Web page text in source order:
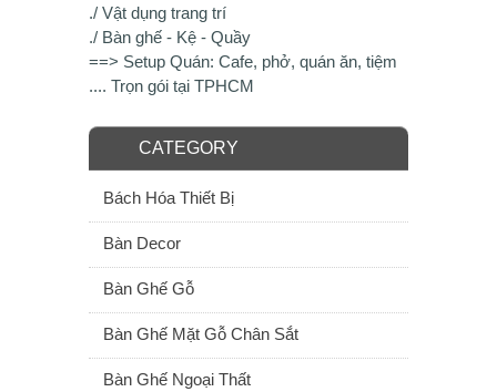
./ Vật dụng trang trí
./ Bàn ghế - Kệ - Quầy
==> Setup Quán: Cafe, phở, quán ăn, tiệm
.... Trọn gói tại TPHCM
CATEGORY
Bách Hóa Thiết Bị
Bàn Decor
Bàn Ghế Gỗ
Bàn Ghế Mặt Gỗ Chân Sắt
Bàn Ghế Ngoại Thất